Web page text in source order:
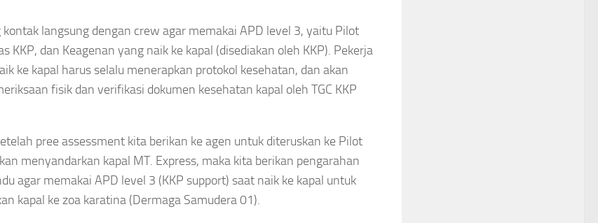
kontak langsung dengan crew agar memakai APD level 3, yaitu Pilot
KKP, dan Keagenan yang naik ke kapal (disediakan oleh KKP). Pekerja
ke kapal harus selalu menerapkan protokol kesehatan, dan akan
fisik dan verifikasi dokumen kesehatan kapal oleh TGC KKP
pree assessment kita berikan ke agen untuk diteruskan ke Pilot
menyandarkan kapal MT. Express, maka kita berikan pengarahan
agar memakai APD level 3 (KKP support) saat naik ke kapal untuk
kapal ke zoa karatina (Dermaga Samudera 01).